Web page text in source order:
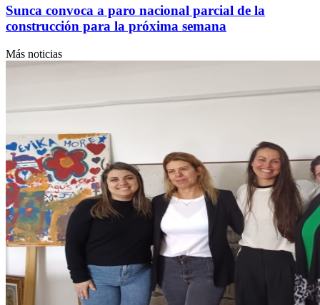
Sunca convoca a paro nacional parcial de la
construcción para la próxima semana
Más noticias